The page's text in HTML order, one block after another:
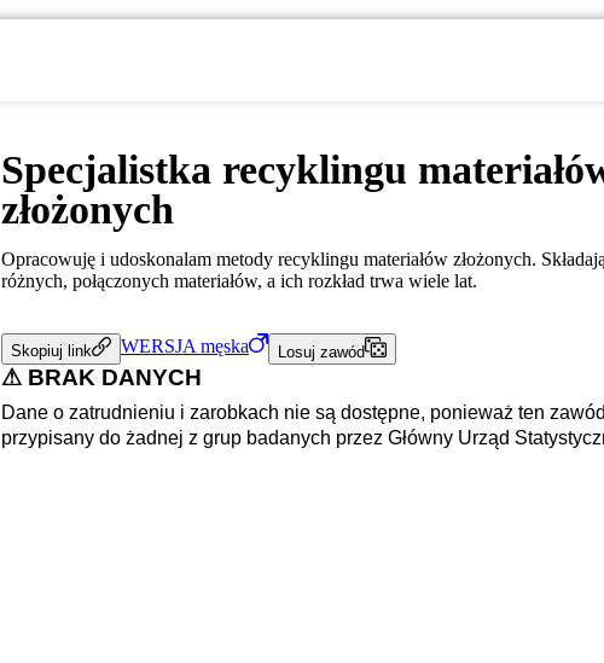
Specjalistka recyklingu
złożonych
Opracowuję i udoskonalam metody recyklingu materiałów złożonych.
różnych, połączonych materiałów, a ich rozkład trwa wiele lat.
Skopiuj link WERSJA męska Losuj zawód
⚠ BRAK DANYCH
Dane o zatrudnieniu i zarobkach nie są dostępne, ponieważ ten
przypisany do żadnej z grup badanych przez Główny Urząd